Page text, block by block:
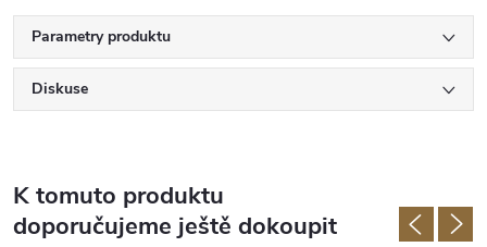
Parametry produktu
Diskuse
K tomuto produktu
doporučujeme ještě dokoupit